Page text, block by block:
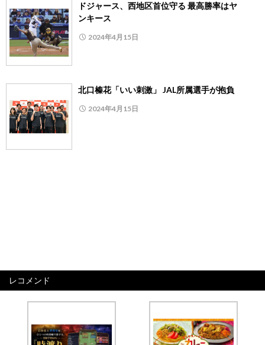
ドジャース、西地区首位守る 最高勝率はヤ
ンキース
2024年4月15日
北口榛花「いい刺激」 JAL所属選手が抱負
2024年4月15日
レコメンド